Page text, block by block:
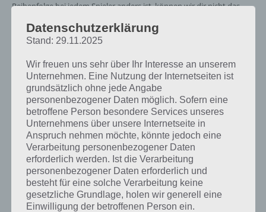
Reihenfolge bei jedem Spieler anders ist, können wir dir nicht das
jedoch trotzdem zu jedem Sachverhalt die entsprechenden
Antworten findest!
Weitere Lösungen zu 94%
gesucht? Schaue inunsere
Komplettlösung zur App! Dort
kannst du mit der Suche
schnell die Antworten und
Lösungen der über 300 Level
finden!
Datenschutzerklärung
Stand: 29.11.2025
Wir freuen uns sehr über Ihr Interesse an unserem
Unternehmen. Eine Nutzung der Internetseiten ist
grundsätzlich ohne jede Angabe
personenbezogener Daten möglich. Sofern eine
betroffene Person besondere Services unseres
Unternehmens über unsere Internetseite in
Anspruch nehmen möchte, könnte jedoch eine
Verarbeitung personenbezogener Daten
erforderlich werden. Ist die Verarbeitung
personenbezogener Daten erforderlich und
besteht für eine solche Verarbeitung keine
gesetzliche Grundlage, holen wir generell eine
Einwilligung der betroffenen Person ein.